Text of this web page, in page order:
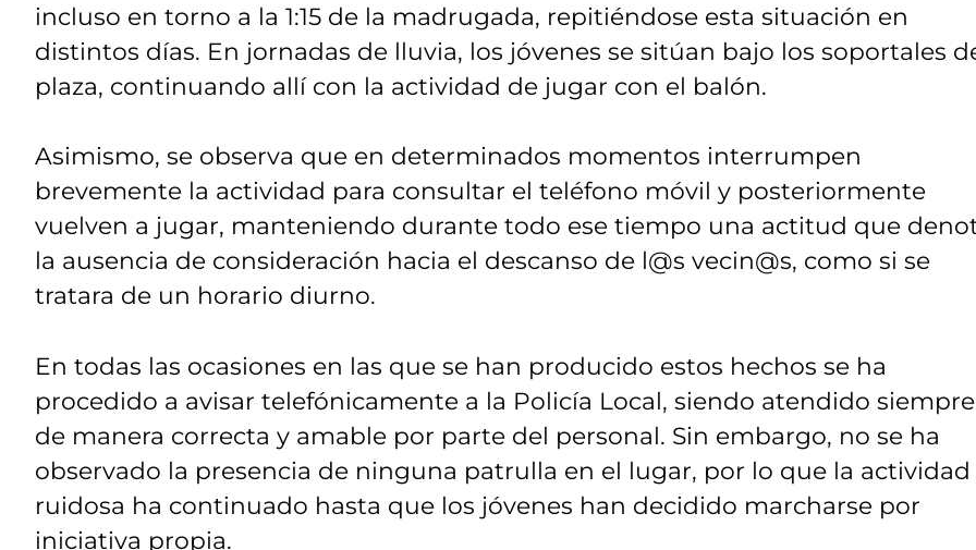
incluso en torno a la 1:15 de la madrugada, repitiéndose esta situación en
distintos días. En jornadas de lluvia, los jóvenes se sitúan bajo los soportales
plaza, continuando allí con la actividad de jugar con el balón.
Asimismo, se observa que en determinados momentos interrumpen
brevemente la actividad para consultar el teléfono móvil y posteriormente
vuelven a jugar, manteniendo durante todo ese tiempo una actitud que
la ausencia de consideración hacia el descanso de l@s vecin@s, como si se
tratara de un horario diurno.
En todas las ocasiones en las que se han producido estos hechos se ha
procedido a avisar telefónicamente a la Policía Local, siendo atendido siempre
de manera correcta y amable por parte del personal. Sin embargo, no se ha
observado la presencia de ninguna patrulla en el lugar, por lo que la actividad
ruidosa ha continuado hasta que los jóvenes han decidido marcharse por
iniciativa propia.